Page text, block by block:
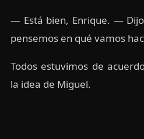
— Está bien, Enrique. —
pensemos en qué vamos
Todos estuvimos de
la idea de Miguel.